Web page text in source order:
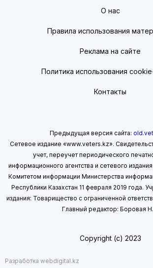
О нас
Правила использования
Реклама на сайте
Политика использования
Контакты
Предыдущая версия сайта:
Сетевое издание «www.veters.kz».
учет, переучет периодического
информационного агентства и сетевого
Комитетом информации Министерства
Республики Казахстан 11 февраля 2019 года.
издания: Товарищество с ограниченной
Главный редактор: Боровая
Copyright (с) 2023
Разработка webdigital.kz